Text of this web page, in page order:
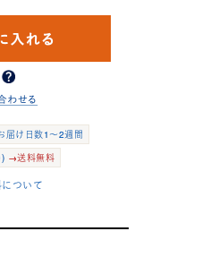
届け日数1～2週間
→送料無料
ついて